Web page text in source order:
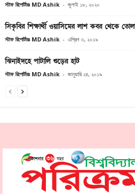
স্টাফ রিপোর্টারঃ MD Ashik - জুলাই ১৮, ২০২০
সিকৃবির শিক্ষার্থী ওয়াসিমের লাশ কবর থেকে
স্টাফ রিপোর্টারঃ MD Ashik - এপ্রিল ৩, ২০১৯
ঝিনাইদহে পাটালি গুড়ের হাট
স্টাফ রিপোর্টারঃ MD Ashik - জানুয়ারি ২৪, ২০১৯